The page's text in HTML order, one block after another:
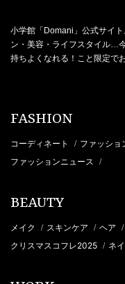
小学館「Domani」公式サイ
ン・美容・ライフスタイル…
持ちよくなれる！こと限定で
FASHION
コーディネート / ファッショ
ファッションニュース /
BEAUTY
メイク / スキンケア / ヘア /
クリスマスコフレ2025 / ネ